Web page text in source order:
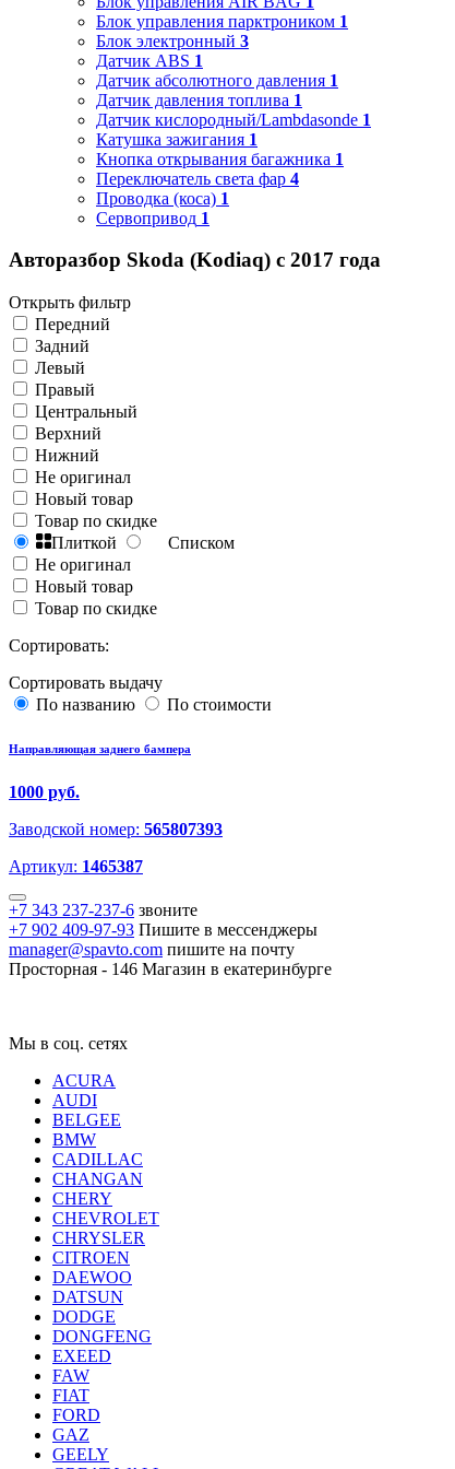
Блок управления парктроником 1
Блок электронный 3
Датчик ABS 1
Датчик абсолютного давления 1
Датчик давления топлива 1
Датчик кислородный/Lambdasonde 1
Катушка зажигания 1
Кнопка открывания багажника 1
Переключатель света фар 4
Проводка (коса) 1
Сервопривод 1
Авторазбор Skoda (Kodiaq) с 2017 года
Открыть фильтр
Передний
Задний
Левый
Правый
Центральный
Верхний
Нижний
Не оригинал
Новый товар
Товар по скидке
Плиткой
Списком
Не оригинал
Новый товар
Товар по скидке
Сортировать:
Сортировать выдачу
По названию
По стоимости
Направляющая заднего бампера
1000 руб.
Заводской номер: 565807393
Артикул: 1465387
+7 343 237-237-6 звоните
+7 902 409-97-93 Пишите в мессенджеры
manager@spavto.com пишите на почту
Просторная - 146 Магазин в екатеринбурге
Мы в соц. сетях
ACURA
AUDI
BELGEE
BMW
CADILLAC
CHANGAN
CHERY
CHEVROLET
CHRYSLER
CITROEN
DAEWOO
DATSUN
DODGE
DONGFENG
EXEED
FAW
FIAT
FORD
GAZ
GEELY